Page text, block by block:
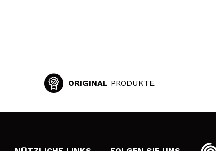
ORIGINAL PRODUKTE